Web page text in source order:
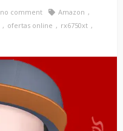
no comment
Amazon
ofertas online
rx6750xt